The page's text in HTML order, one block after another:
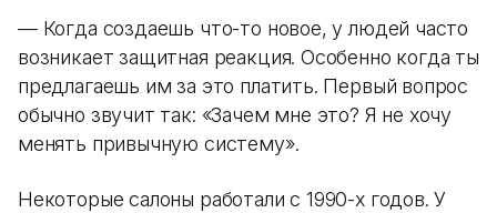
— Когда создаешь что-то новое, у людей часто
возникает защитная реакция. Особенно когда ты
предлагаешь им за это платить. Первый вопрос
обычно звучит так: «Зачем мне это? Я не хочу
менять привычную систему».
Некоторые салоны работали с 1990-х годов. У